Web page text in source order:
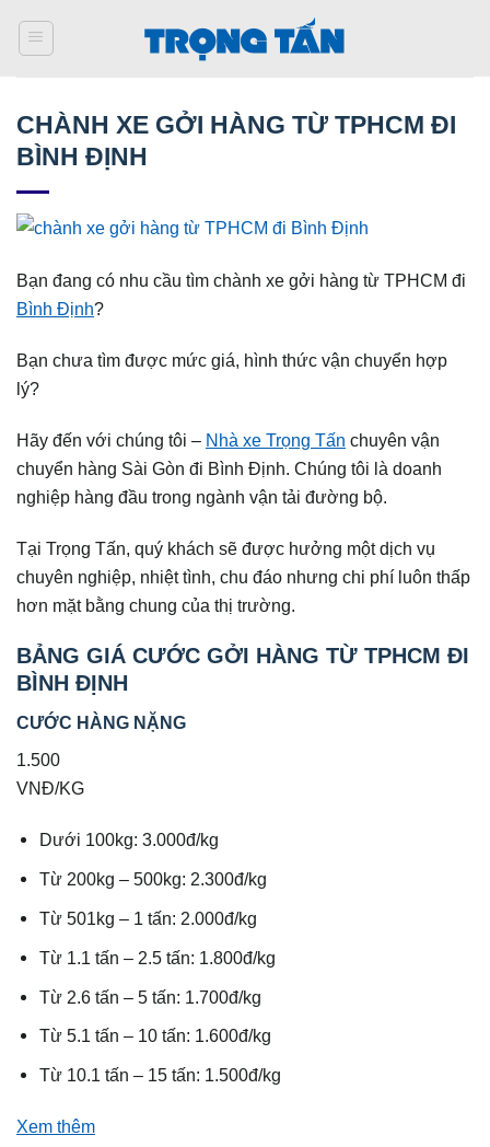
qua
CHÀNH XE GỞI HÀNG TỪ TPHCM ĐI
BÌNH ĐỊNH
Bạn đang có nhu cầu tìm chành xe gởi hàng từ TPHCM đi
Bình Định?
Bạn chưa tìm được mức giá, hình thức vận chuyển hợp
lý?
Hãy đến với chúng tôi – Nhà xe Trọng Tấn chuyên vận
chuyển hàng Sài Gòn đi Bình Định. Chúng tôi là doanh
nghiệp hàng đầu trong ngành vận tải đường bộ.
Tại Trọng Tấn, quý khách sẽ được hưởng một dịch vụ
chuyên nghiệp, nhiệt tình, chu đáo nhưng chi phí luôn thấp
hơn mặt bằng chung của thị trường.
BẢNG GIÁ CƯỚC GỞI HÀNG TỪ TPHCM ĐI
BÌNH ĐỊNH
CƯỚC HÀNG NẶNG
1.500
VNĐ/KG
Dưới 100kg: 3.000đ/kg
Từ 200kg – 500kg: 2.300đ/kg
Từ 501kg – 1 tấn: 2.000đ/kg
Từ 1.1 tấn – 2.5 tấn: 1.800đ/kg
Từ 2.6 tấn – 5 tấn: 1.700đ/kg
Từ 5.1 tấn – 10 tấn: 1.600đ/kg
Từ 10.1 tấn – 15 tấn: 1.500đ/kg
Xem thêm